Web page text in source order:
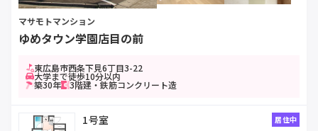
マサモトマンション
ゆめタウン学園店目の前
東広島市西条下見6丁目3-22
大学まで徒歩10分以内
築30年 3階建・鉄筋コンクリート造
1号室 居住中